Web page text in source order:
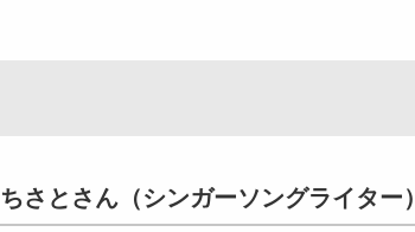
とさん（シンガーソングライター）